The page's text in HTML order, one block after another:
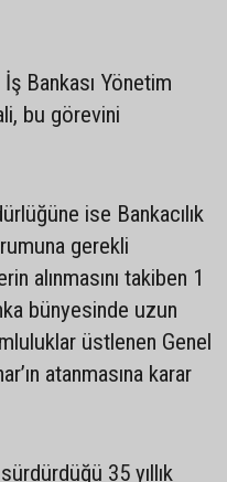
Bankası Yönetim
bu görevini
ise Bankacılık
gerekli
alınmasını takiben 1
bünyesinde uzun
üstlenen Genel
atanmasına karar
35 yıllık